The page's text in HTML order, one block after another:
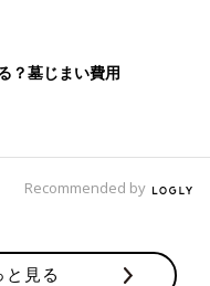
ら、1日1回の昼寝にな
要なのかは、以下の
】
ている
る・激しく泣く・イヤイ
？墓じまい費用
Recommended by
見る